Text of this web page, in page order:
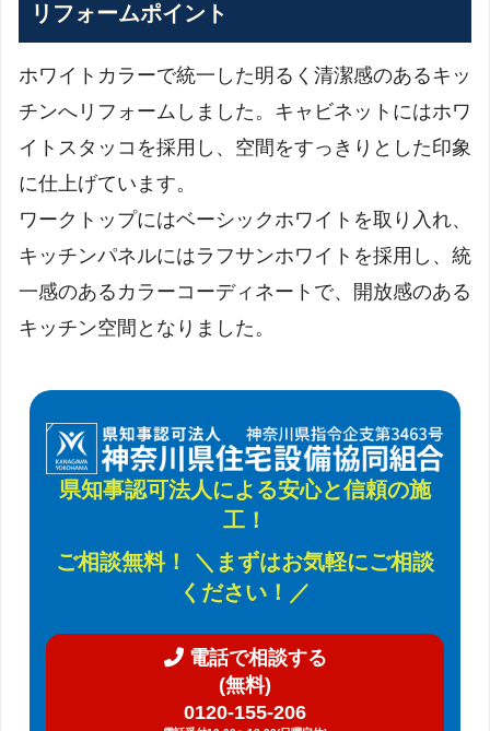
リフォームポイント
ホワイトカラーで統一した明るく清潔感のあるキッ
チンへリフォームしました。キャビネットにはホワ
イトスタッコを採用し、空間をすっきりとした印象
に仕上げています。
ワークトップにはベーシックホワイトを取り入れ、
キッチンパネルにはラフサンホワイトを採用し、統
一感のあるカラーコーディネートで、開放感のある
キッチン空間となりました。
県知事認可法人による安心と信頼の施
工！
ご相談無料！ ＼まずはお気軽にご相談
ください！／
電話で相談する
(無料)
0120-155-206